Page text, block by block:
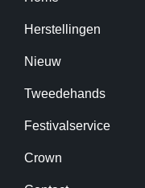
Herstellingen
Nieuw
Tweedehands
Festivalservice
Crown